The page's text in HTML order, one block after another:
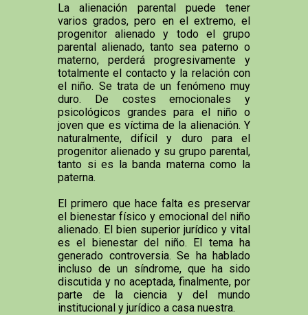
La alienación parental puede tener
varios grados, pero en el extremo, el
progenitor alienado y todo el grupo
parental alienado, tanto sea paterno o
materno, perderá progresivamente y
totalmente el contacto y la relación con
el niño. Se trata de un fenómeno muy
duro. De costes emocionales y
psicológicos grandes para el niño o
joven que es víctima de la alienación. Y
naturalmente, difícil y duro para el
progenitor alienado y su grupo parental,
tanto si es la banda materna como la
paterna.
El primero que hace falta es preservar
el bienestar físico y emocional del niño
alienado. El bien superior jurídico y vital
es el bienestar del niño. El tema ha
generado controversia. Se ha hablado
incluso de un síndrome, que ha sido
discutida y no aceptada, finalmente, por
parte de la ciencia y del mundo
institucional y jurídico a casa nuestra.